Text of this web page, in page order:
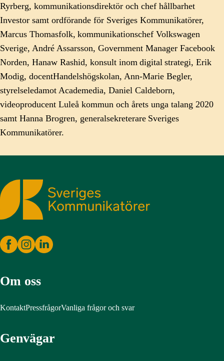
Ryrberg, kommunikationsdirektör och chef hållbarhet
Investor samt ordförande för Sveriges Kommunikatörer,
Marcus Thomasfolk, kommunikationschef Volkswagen
Sverige, André Assarsson, Government Manager Facebook
Norden, Hanaw Rashid, konsult inom digital strategi, Erik
Modig, docentHandelshögskolan, Ann-Marie Begler,
styrelseledamot Academedia, Daniel Caldeborn,
videoproducent Luleå kommun och årets unga talang 2020
samt Hanna Brogren, generalsekreterare Sveriges
Kommunikatörer.
Sveriges Kommunikatörer
Om oss
KontaktPressfrågorVanliga frågor och svar
Genvägar